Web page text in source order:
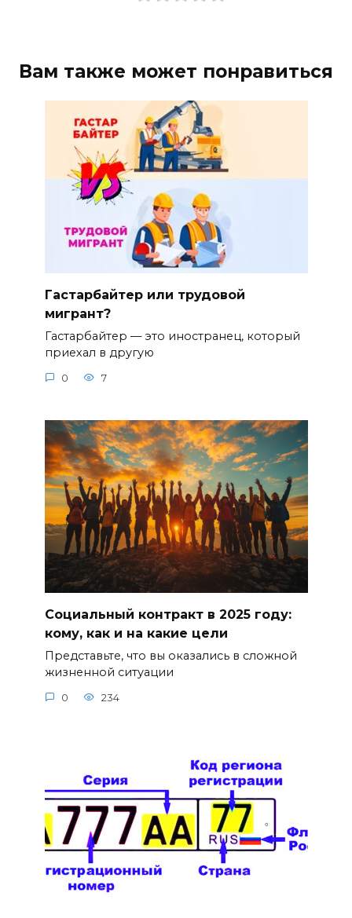
Вам также может понравиться
Гастарбайтер или трудовой
мигрант?
Гастарбайтер — это иностранец, который
приехал в другую
0 7
Социальный контракт в 2025 году:
кому, как и на какие цели
Представьте, что вы оказались в сложной
жизненной ситуации
0 234